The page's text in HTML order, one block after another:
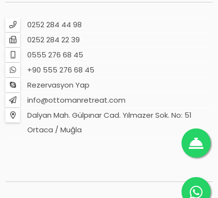
0252 284 44 98
0252 284 22 39
0555 276 68 45
+90 555 276 68 45
Rezervasyon Yap
info@ottomanretreat.com
Dalyan Mah. Gülpınar Cad. Yılmazer Sok. No: 51
Ortaca / Muğla